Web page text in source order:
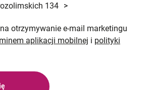
134 >
otrzymywanie e-mail marketingu
aplikacji mobilnej i polityki